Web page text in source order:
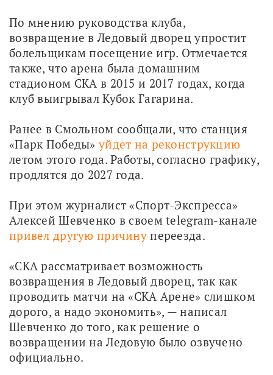
По мнению руководства клуба,
возвращение в Ледовый дворец упростит
болельщикам посещение игр. Отмечается
также, что арена была домашним
стадионом СКА в 2015 и 2017 годах, когда
клуб выигрывал Кубок Гагарина.
Ранее в Смольном сообщали, что станция
«Парк Победы» уйдет на реконструкцию
летом этого года. Работы, согласно графику,
продлятся до 2027 года.
При этом журналист «Спорт-Экспресса»
привел другую причину переезда.
«СКА рассматривает возможность
возвращения в Ледовый дворец, так как
проводить матчи на «СКА Арене» слишком
дорого, а надо экономить», — написал
Шевченко до того, как решение о
возвращении на Ледовую было озвучено
официально.